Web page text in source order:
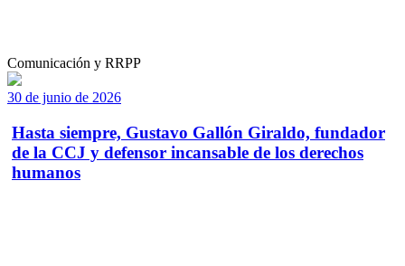
Comunicación y RRPP
30 de junio de 2026
Hasta siempre, Gustavo Gallón Giraldo, fundador
de la CCJ y defensor incansable de los derechos
humanos